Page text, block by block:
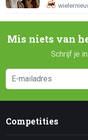
Mis niets van
Schrijf je
Competities